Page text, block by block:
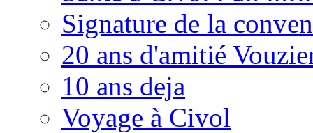
Signature de la
20 ans d'amitié
10 ans deja
Voyage à Civol